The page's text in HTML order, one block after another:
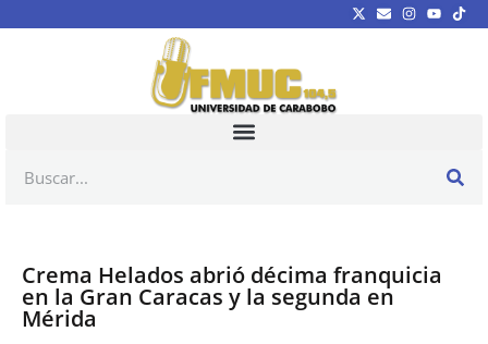
Crema Helados abrió décima franquicia
en la Gran Caracas y la segunda en
Mérida